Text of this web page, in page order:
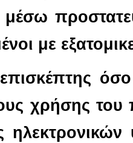
με
όσο
χρήσης του